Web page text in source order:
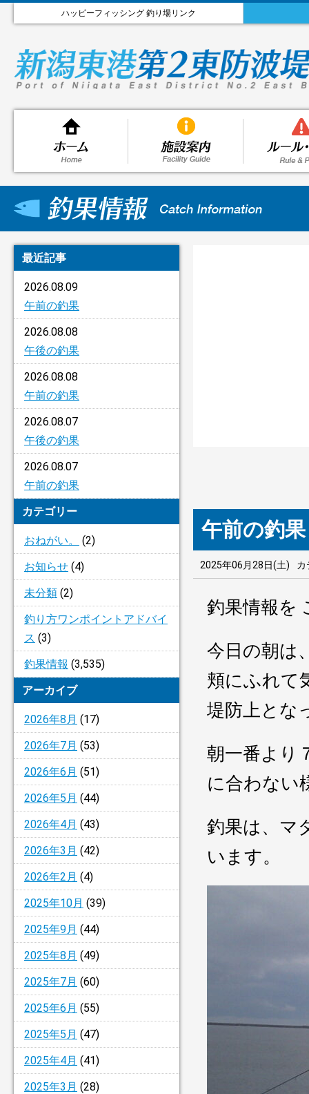
ハッピーフィッシング 釣り場リンク
最近記事
2026.08.09
午前の釣果
2026.08.08
午後の釣果
2026.08.08
午前の釣果
2026.08.07
午後の釣果
2026.08.07
午前の釣果
カテゴリー
おねがい。
(2)
お知らせ (4)
未分類 (2)
釣り方ワンポイントアドバイ
ス (3)
釣果情報 (3,535)
アーカイブ
2026年8月 (17)
2026年7月 (53)
2026年6月 (51)
2026年5月 (44)
2026年4月 (43)
2026年3月 (42)
2026年2月 (4)
2025年10月 (39)
2025年9月 (44)
2025年8月 (49)
2025年7月 (60)
2025年6月 (55)
2025年5月 (47)
2025年4月 (41)
2025年3月 (28)
午前の釣果
2025年06月28日(土) カ
釣果情報を
今日の朝は
頬にふれて
堤防上とな
朝一番より
に合わない
釣果は、マ
います。